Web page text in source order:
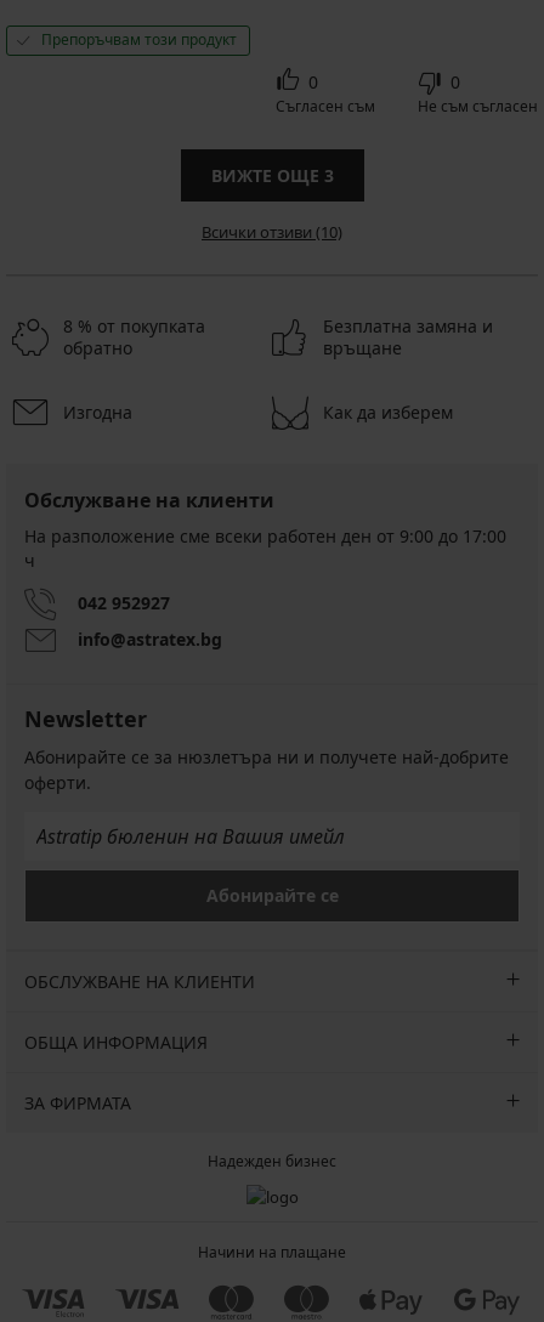
Препоръчвам този продукт
0
Съгласен съм
0
Не съм съгласен
ВИЖТЕ ОЩЕ 3
Всички отзиви (10)
8 % от покупката
обратно
Безплатна замяна и
връщане
Изгодна Как да изберем
Обслужване на клиенти
На разположение сме всеки работен ден от 9:00 до 17:00
ч
042 952927
info@astratex.bg
Newsletter
Абонирайте се за нюзлетъра ни и получете най-добрите
оферти.
Абонирайте се
ОБСЛУЖВАНЕ НА КЛИЕНТИ
ОБЩА ИНФОРМАЦИЯ
ЗА ФИРМАТА
Надежден бизнес
Начини на плащане